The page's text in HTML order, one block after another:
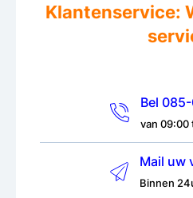
Klantenservice:
Bel
van 09:00
Mail uw
Binnen